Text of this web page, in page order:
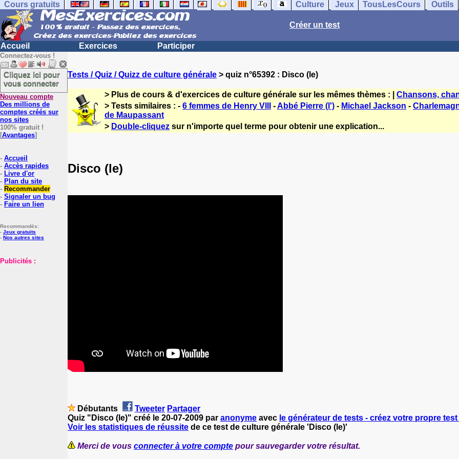
Cours gratuits Culture Jeux TousLesCours Outils
Créer un test
Accueil Exercices Participer
Connectez-vous !
Cliquez ici pour
vous connecter
Nouveau compte
Des millions de
comptes créés sur
nos sites
100% gratuit !
[Avantages]
- Accueil
- Accès rapides
- Livre d'or
- Plan du site
- Recommander
- Signaler un bug
- Faire un lien
Recommandés:
- Jeux gratuits
- Nos autres sites
Publicités :
Tests / Quiz / Quizz de culture générale > quiz n°65392 : Disco (le)
> Plus de cours & d'exercices de culture générale sur les mêmes thèmes : | Chansons,
> Tests similaires : - 6 femmes de Henry VIII -Abbé Pierre (l') - Michael Jackson -
de Maupassant
> Double-cliquez sur n'importe quel terme pour obtenir une explication...
Disco (le)
Débutants Tweeter Partager
Quiz "Disco (le)" créé le 20-07-2009 par anonyme avec le générateur de tests - créez votre propre test
Voir les statistiques de réussite de ce test de culture générale 'Disco (le)'
Merci de vous connecter à votre compte pour sauvegarder votre résultat.